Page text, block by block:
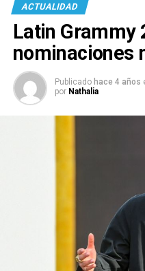
ACTUALIDAD
Latin Grammy
nominaciones
Publicado hace 4 años
por Nathalia